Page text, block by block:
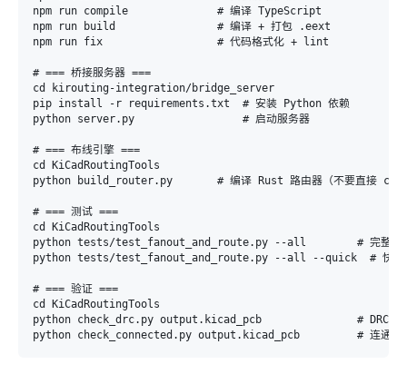
npm run compile              # 编译 TypeScript
npm run build                # 编译 + 打包 .eext
npm run fix                  # 代码格式化 + lint
# === 桥接服务器 ===
cd kirouting-integration/bridge_server
pip install -r requirements.txt  # 安装 Python 依赖
python server.py                 # 启动服务器
# === 布线引擎 ===
cd KiCadRoutingTools
python build_router.py       # 编译 Rust 路由器（不要直接
# === 测试 ===
cd KiCadRoutingTools
python tests/test_fanout_and_route.py --all        # 完整集
python tests/test_fanout_and_route.py --all --quick  # 快速
# === 验证 ===
cd KiCadRoutingTools
python check_drc.py output.kicad_pcb               # DRC 检